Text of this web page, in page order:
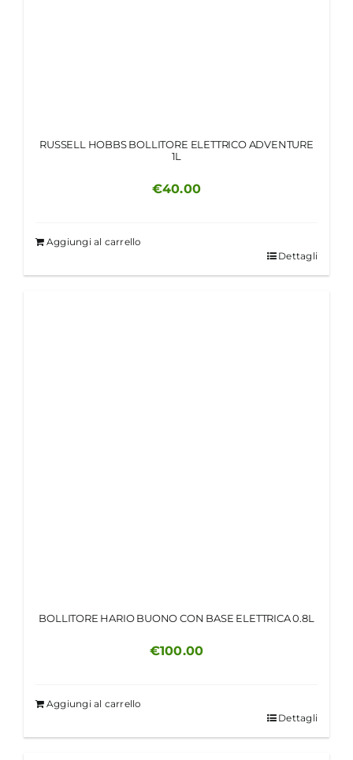
RUSSELL HOBBS BOLLITORE ELETTRICO ADVENTURE
1L
€40.00
Aggiungi al carrello
Dettagli
BOLLITORE HARIO BUONO CON BASE ELETTRICA 0.8L
€100.00
Aggiungi al carrello
Dettagli